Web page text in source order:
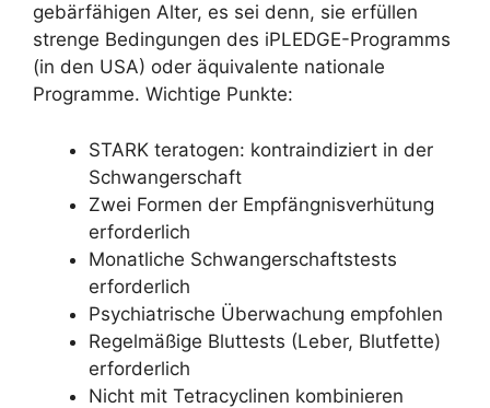
gebärfähigen Alter, es sei denn, sie erfüllen
strenge Bedingungen des iPLEDGE-Programms
(in den USA) oder äquivalente nationale
Programme. Wichtige Punkte:
STARK teratogen: kontraindiziert in der
Schwangerschaft
Zwei Formen der Empfängnisverhütung
erforderlich
Monatliche Schwangerschaftstests
erforderlich
Psychiatrische Überwachung empfohlen
Regelmäßige Bluttests (Leber, Blutfette)
erforderlich
Nicht mit Tetracyclinen kombinieren